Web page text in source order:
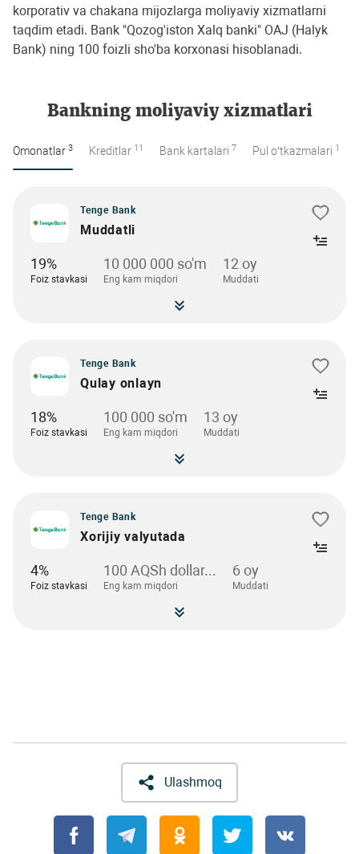
korporativ va chakana mijozlarga moliyaviy xizmatlarni
taqdim etadi. Bank "Qozog'iston Xalq banki" OAJ (Halyk
Bank) ning 100 foizli sho'ba korxonasi hisoblanadi.
Bankning moliyaviy xizmatlari
Omonatlar 3 Kreditlar 11 Bank kartalari 7 Pul o‘tkazmalari 1
Tenge Bank
Muddatli
19%
Foiz stavkasi
10 000 000 so'm
Eng kam miqdori
12 oy
Muddati
Tenge Bank
Qulay onlayn
18%
Foiz stavkasi
100 000 so'm
Eng kam miqdori
13 oy
Muddati
Tenge Bank
Xorijiy valyutada
4%
Foiz stavkasi
100 AQSh dollar...
Eng kam miqdori
6 oy
Muddati
Ulashmoq